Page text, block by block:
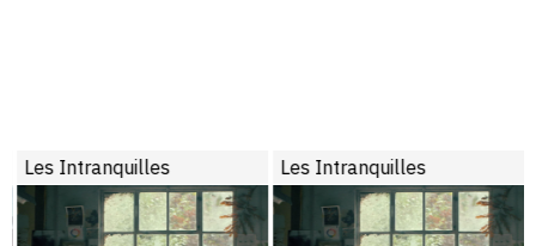
Les Intranquilles Les Intranquilles